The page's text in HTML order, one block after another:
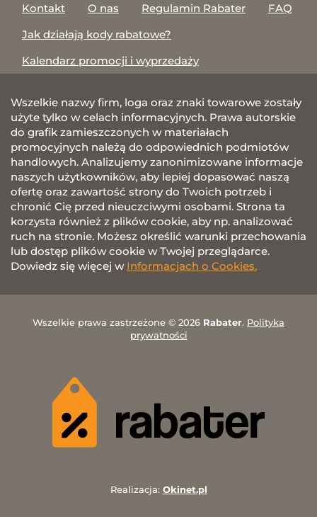
Kontakt
O nas Regulamin Rabater
FAQ
Jak działają kody rabatowe?
Kalendarz promocji i wyprzedaży
Wszelkie nazwy firm, loga oraz znaki towarowe zostały
użyte tylko w celach informacyjnych. Prawa autorskie
do grafik zamieszczonych w materiałach
promocyjnych należą do odpowiednich podmiotów
handlowych. Analizujemy zanonimizowane informacje
naszych użytkowników, aby lepiej dopasować naszą
ofertę oraz zawartość strony do Twoich potrzeb i
chronić Cię przed nieuczciwymi osobami. Strona ta
korzysta również z plików cookie, aby np. analizować
ruch na stronie. Możesz określić warunki przechowania
lub dostęp plików cookie w Twojej przeglądarce.
Dowiedz się więcej w Informacjach o Cookies.
Wszelkie prawa zastrzeżone © 2026 Rabater. Polityka
prywatności
Realizacja: Okinet.pl